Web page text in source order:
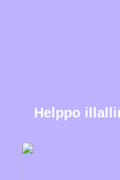
Helppo